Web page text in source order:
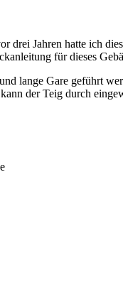
drei Jahren hatte ich
für dieses
lange Gare geführt
der Teig durch